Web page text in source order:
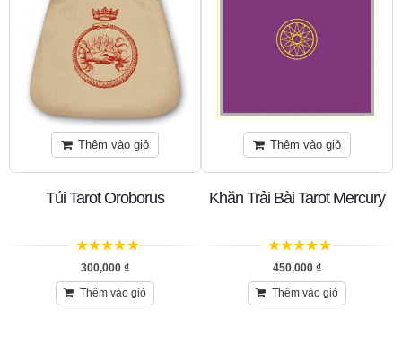
Thêm vào giỏ
Túi Tarot Oroborus
trên 5
300,000 ₫
Thêm vào giỏ
Thêm vào giỏ
Khăn Trải Bài Tarot Mercury
trên 5
450,000 ₫
Thêm vào giỏ